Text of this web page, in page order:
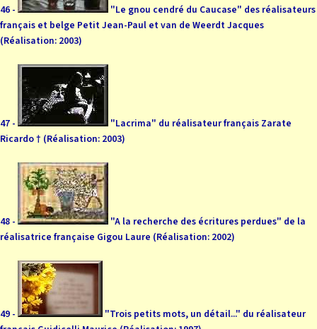
46 -
"Le gnou cendré du Caucase" des réalisateurs
français et belge Petit Jean-Paul et van de Weerdt Jacques
(Réalisation: 2003)
47 -
"Lacrima" du réalisateur français Zarate
Ricardo † (Réalisation: 2003)
48 -
"A la recherche des écritures perdues" de la
réalisatrice française Gigou Laure (Réalisation: 2002)
49 -
"Trois petits mots, un détail..." du réalisateur